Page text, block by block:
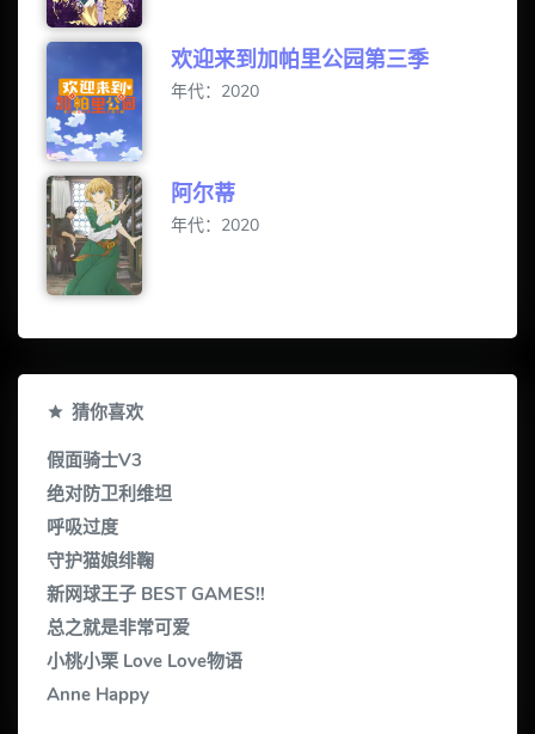
欢迎来到加帕里公园第三季
年代：2020
阿尔蒂
年代：2020
猜你喜欢
假面骑士V3
绝对防卫利维坦
呼吸过度
守护猫娘绯鞠
新网球王子 BEST GAMES!!
总之就是非常可爱
小桃小栗 Love Love物语
Anne Happy